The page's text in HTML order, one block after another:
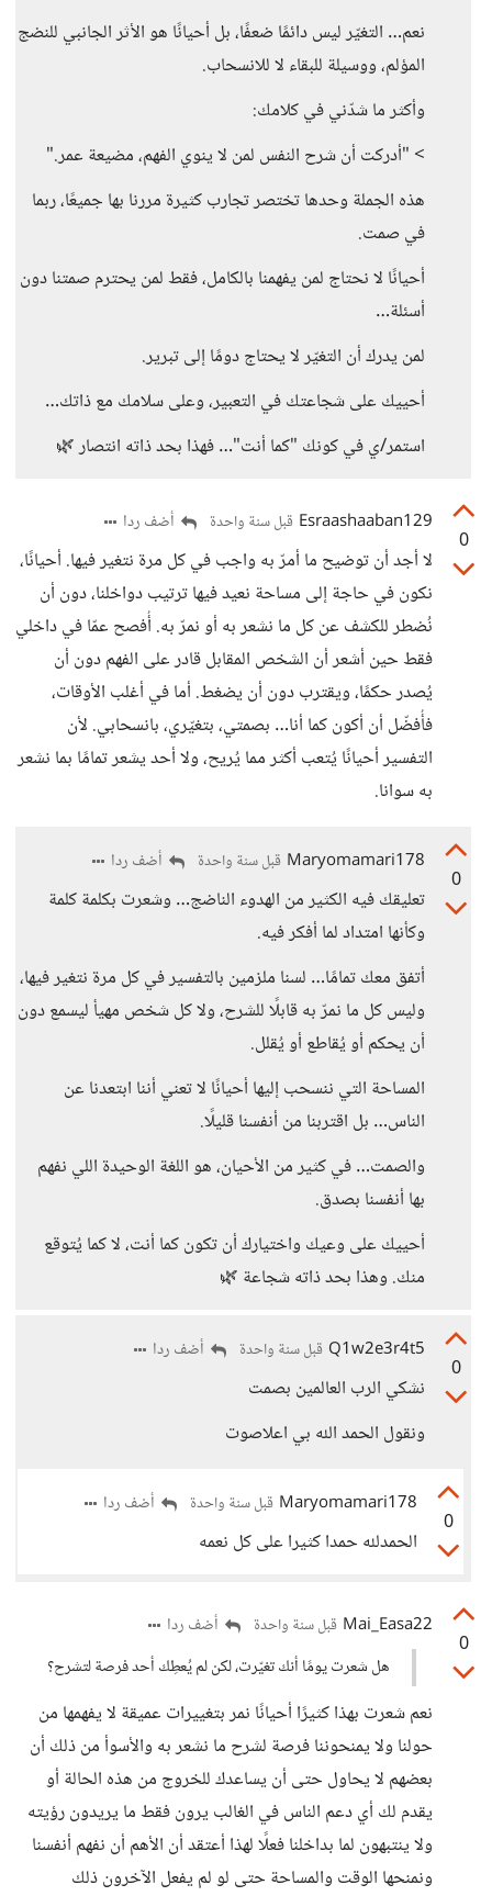
نعم… التغيّر ليس دائمًا ضعفًا، بل أحيانًا هو الأثر الجانبي للنضج
المؤلم، ووسيلة للبقاء لا للانسحاب.
وأكثر ما شدّني في كلامك:
> "أدركت أن شرح النفس لمن لا ينوي الفهم، مضيعة عمر."
هذه الجملة وحدها تختصر تجارب كثيرة مررنا بها جميعًا، ربما
في صمت.
أحيانًا لا نحتاج لمن يفهمنا بالكامل، فقط لمن يحترم صمتنا دون
أسئلة…
لمن يدرك أن التغيّر لا يحتاج دومًا إلى تبرير.
أحييك على شجاعتك في التعبير، وعلى سلامك مع ذاتك…
استمر/ي في كونك "كما أنت"… فهذا بحد ذاته انتصار 🌿
0
Esraashaaban129 قبل سنة واحدة أضف ردا
لا أجد أن توضيح ما أمرّ به واجب في كل مرة نتغير فيها. أحيانًا،
نكون في حاجة إلى مساحة نعيد فيها ترتيب دواخلنا، دون أن
نُضطر للكشف عن كل ما نشعر به أو نمرّ به. أُفصح عمّا في داخلي
فقط حين أشعر أن الشخص المقابل قادر على الفهم دون أن
يُصدر حكمًا، ويقترب دون أن يضغط. أما في أغلب الأوقات،
فأُفضّل أن أكون كما أنا… بصمتي، بتغيّري، بانسحابي. لأن
التفسير أحيانًا يُتعب أكثر مما يُريح، ولا أحد يشعر تمامًا بما نشعر
به سوانا.
0
Maryomamari178 قبل سنة واحدة أضف ردا
تعليقك فيه الكثير من الهدوء الناضج… وشعرت بكلمة كلمة
وكأنها امتداد لما أفكر فيه.
أتفق معك تمامًا… لسنا ملزمين بالتفسير في كل مرة نتغير فيها،
وليس كل ما نمرّ به قابلًا للشرح، ولا كل شخص مهيأ ليسمع دون
أن يحكم أو يُقاطع أو يُقلل.
المساحة التي ننسحب إليها أحيانًا لا تعني أننا ابتعدنا عن
الناس… بل اقتربنا من أنفسنا قليلًا.
والصمت… في كثير من الأحيان، هو اللغة الوحيدة اللي نفهم
بها أنفسنا بصدق.
أحييك على وعيك واختيارك أن تكون كما أنت، لا كما يُتوقع
منك. وهذا بحد ذاته شجاعة 🌿
0
Q1w2e3r4t5 قبل سنة واحدة أضف ردا
نشكي الرب العالمين بصمت
ونقول الحمد الله بي اعلاصوت
0
Maryomamari178 قبل سنة واحدة أضف ردا
الحمدلله حمدا كثيرا على كل نعمه
0
Mai_Easa22 قبل سنة واحدة
أضف ردا
هل شعرت يومًا أنك تغيّرت، لكن لم يُعطِك أحد فرصة لتشرح؟
نعم شعرت بهذا كثيرًا أحيانًا نمر بتغييرات عميقة لا يفهمها من
حولنا ولا يمنحوننا فرصة لشرح ما نشعر به والأسوأ من ذلك أن
بعضهم لا يحاول حتى أن يساعدك للخروج من هذه الحالة أو
يقدم لك أي دعم الناس في الغالب يرون فقط ما يريدون رؤيته
ولا ينتبهون لما بداخلنا فعلًا لهذا أعتقد أن الأهم أن نفهم أنفسنا
ونمنحها الوقت والمساحة حتى لو لم يفعل الآخرون ذلك